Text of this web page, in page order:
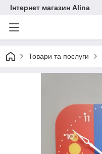
Інтернет магазин Alina
Товари та послуги